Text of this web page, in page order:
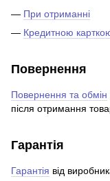
— При отриманні
— Кредитною
Повернення
Повернення та обмін
після отримання
Гарантія
Гарантія від